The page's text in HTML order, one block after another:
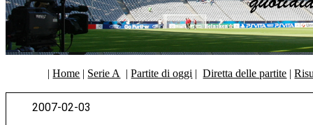
|Home | Serie A |Partite di oggi |Diretta delle partite |
2007-02-03